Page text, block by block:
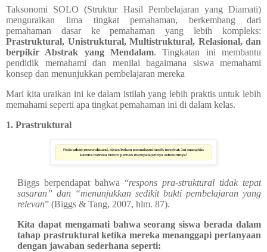
Taksonomi SOLO (Struktur Hasil Pembelajaran yang Diamati)
menguraikan lima tingkat pemahaman, berkembang dari
pemahaman dasar ke pemahaman yang lebih kompleks:
Prastruktural, Unistruktural, Multistruktural, Relasional, dan
berpikir Abstrak yang Mendalam. Tingkatan ini membantu
pendidik memahami dan menilai bagaimana siswa memahami
konsep dan menunjukkan pembelajaran mereka
Mari kita uraikan ini ke dalam istilah yang lebih praktis untuk lebih
memahami seperti apa tingkat pemahaman ini di dalam kelas.
1. Prastruktural
Biggs berpendapat bahwa “respons pra-struktural tidak tepat
sasaran” dan “menunjukkan sedikit bukti pembelajaran yang
relevan” (Biggs & Tang, 2007, hlm. 87).
Kita dapat mengamati bahwa seorang siswa berada dalam
tahap prastruktural ketika mereka menanggapi pertanyaan
dengan jawaban sederhana seperti: